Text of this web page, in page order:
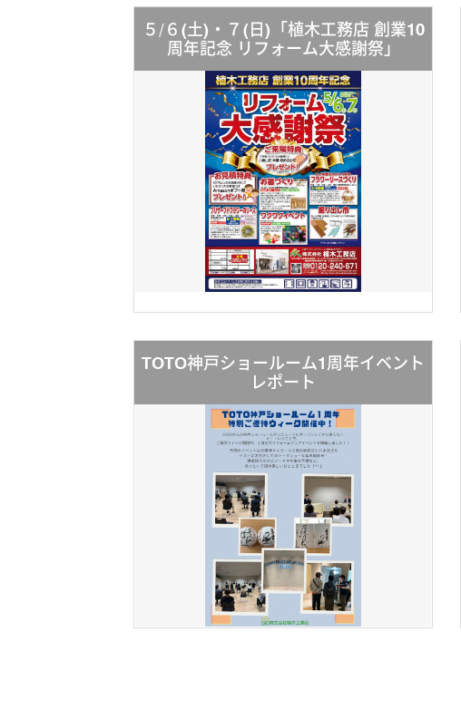
５/６(土)・７(日)「植木工務店 創業10
周年記念 リフォーム大感謝祭」
TOTO神戸ショールーム1周年イベント
レポート